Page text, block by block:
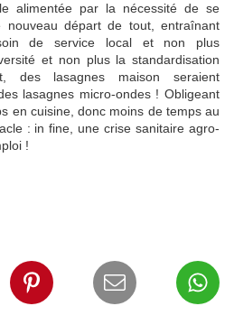
alimentée par la nécessité de se
nouveau départ de tout, entraînant
de service local et non plus
et non plus la standardisation
des lasagnes maison seraient
lasagnes micro-ondes ! Obligeant
en cuisine, donc moins de temps au
: in fine, une crise sanitaire agro-
!